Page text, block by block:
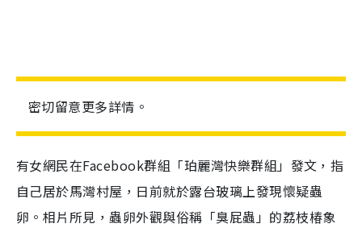
密切留意更多詳情。
有女網民在Facebook群組「珀麗灣快樂群組」發文，指
自己居於馬灣村屋，日前就於露台玻璃上發現懷疑蟲
卵。相片所見，蟲卵外觀與俗稱「臭屁蟲」的荔枝椿象